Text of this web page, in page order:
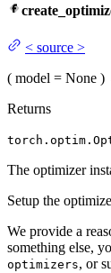
< source >
( model = None )
Returns
The optimizer
Setup the
We provide a
something else,
optimizers, or